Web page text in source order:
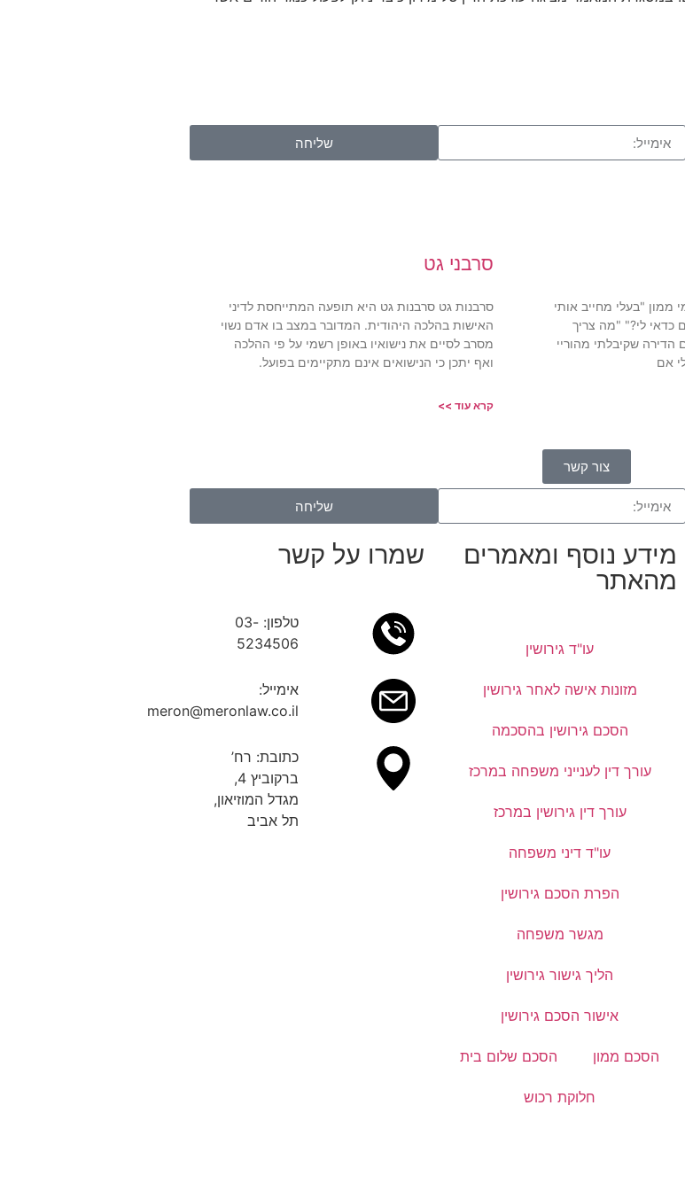
שליחה
ממון "בעלי מחייב אותי
לי?" "מה צריך
שקיבלתי מהוריי
אם
סרבני גט
סרבנות גט סרבנות גט היא תופעה המתייחסת לדיני
האישות בהלכה היהודית. המדובר במצב בו אדם נשוי
מסרב לסיים את נישואיו באופן רשמי על פי ההלכה
ואף יתכן כי הנישואים אינם מתקיימים בפועל.
קרא עוד >>
צור קשר
שליחה
מידע נוסף ומאמרים
מהאתר
עו"ד גירושין
מזונות אישה לאחר גירושין
הסכם גירושין בהסכמה
עורך דין לענייני משפחה במרכז
עורך דין גירושין במרכז
עו"ד דיני משפחה
הפרת הסכם גירושין
מגשר משפחה
הליך גישור גירושין
אישור הסכם גירושין
הסכם ממון הסכם שלום בית
חלוקת רכוש
שמרו על קשר
טלפון: 03-
5234506
אימייל:
meron@meronlaw.co.il
כתובת: רח’
ברקוביץ 4,
מגדל המוזיאון,
תל אביב